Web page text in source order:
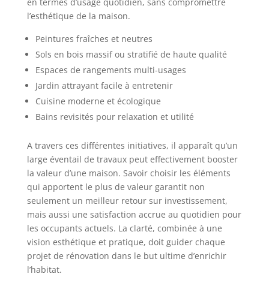
l’esthétique de la maison.
Peintures fraîches et neutres
Sols en bois massif ou stratifié de haute qualité
Espaces de rangements multi-usages
Jardin attrayant facile à entretenir
Cuisine moderne et écologique
Bains revisités pour relaxation et utilité
A travers ces différentes initiatives, il apparaît qu’un
large éventail de travaux peut effectivement booster
la valeur d’une maison. Savoir choisir les éléments
qui apportent le plus de valeur garantit non
seulement un meilleur retour sur investissement,
mais aussi une satisfaction accrue au quotidien pour
les occupants actuels. La clarté, combinée à une
vision esthétique et pratique, doit guider chaque
projet de rénovation dans le but ultime d’enrichir
l’habitat.